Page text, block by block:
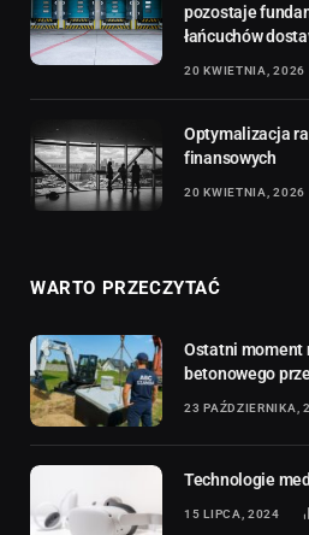
pozostaje
łańcuchów
20 KWIETNIA, 2026
Optymalizacja
finansowych
20 KWIETNIA, 2026
WARTO PRZECZYTAĆ
Ostatni moment
betonowego
23 PAŹDZIERNIKA,
Technologie
15 LIPCA, 2024